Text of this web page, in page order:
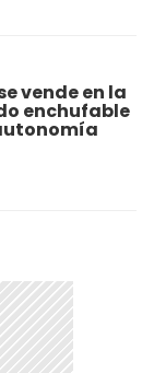
vende en la
enchufable